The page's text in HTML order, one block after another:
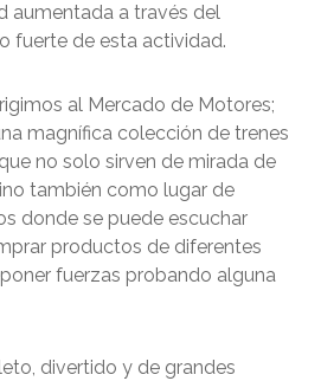
aumentada a través del
fuerte de esta actividad.
al Mercado de Motores;
magnífica colección de trenes
no solo sirven de mirada de
también como lugar de
donde se puede escuchar
productos de diferentes
fuerzas probando alguna
divertido y de grandes